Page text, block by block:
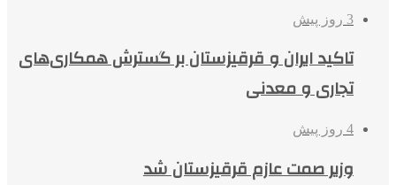
3 روز پیش
تاکید ایران و قرقیزستان بر گسترش همکاری‌های
تجاری و معدنی
4 روز پیش
وزیر صمت عازم قرقیزستان شد